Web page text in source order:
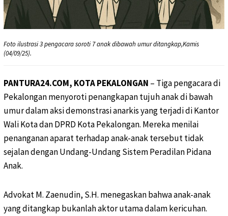
Foto ilustrasi 3 pengacara soroti 7 anak dibawah umur ditangkap,Kamis
(04/09/25).
PANTURA24.COM, KOTA PEKALONGAN – Tiga pengacara di
Pekalongan menyoroti penangkapan tujuh anak di bawah
umur dalam aksi demonstrasi anarkis yang terjadi di Kantor
Wali Kota dan DPRD Kota Pekalongan. Mereka menilai
penanganan aparat terhadap anak-anak tersebut tidak
sejalan dengan Undang-Undang Sistem Peradilan Pidana
Anak.
Advokat M. Zaenudin, S.H. menegaskan bahwa anak-anak
yang ditangkap bukanlah aktor utama dalam kericuhan.